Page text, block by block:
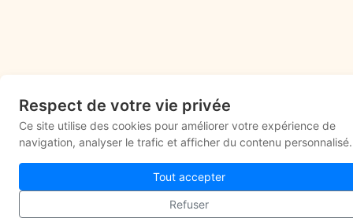
Respect de votre vie privée
Ce site utilise des cookies pour améliorer votre expérience de
navigation, analyser le trafic et afficher du contenu personnalisé.
Tout accepter
Refuser